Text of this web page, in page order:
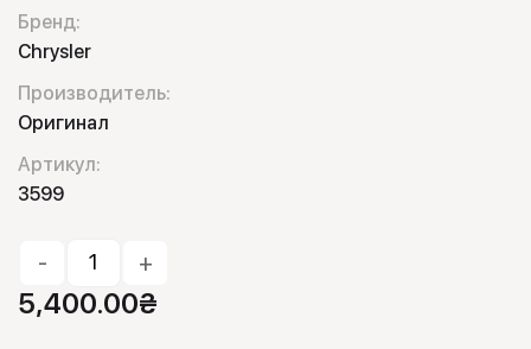
Бренд:
Chrysler
Производитель:
Оригинал
Артикул:
3599
- +
5,400.00₴